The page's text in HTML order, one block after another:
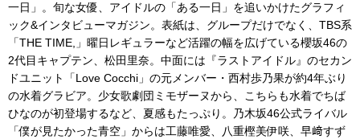
一日」。旬な女優、アイドルの「ある一日」を追いかけたグラフィ
ック&インタビューマガジン。表紙は、グループだけでなく、TBS系
「THE TIME,」曜日レギュラーなど活躍の幅を広げている櫻坂46の
2代目キャプテン、松田里奈。中面には『ラストアイドル』のセカン
ドユニット「Love Cocchi」の元メンバー・西村歩乃果が約4年ぶり
の水着グラビア。少女歌劇団ミモザーヌから、こちらも水着でちば
ひなのが初登場するなど、夏感もたっぷり。乃木坂46公式ライバル
「僕が見たかった青空」からは工藤唯愛、八重樫美伊咲、早﨑すず